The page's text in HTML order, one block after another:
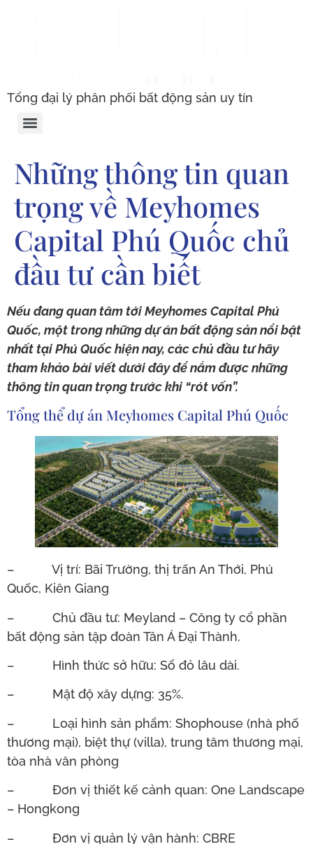
Tổng đại lý phân phối bất động sản uy tín
Những thông tin quan
trọng về Meyhomes
Capital Phú Quốc chủ
đầu tư cần biết
Nếu đang quan tâm tới Meyhomes Capital Phú
Quốc, một trong những dự án bất động sản nổi bật
nhất tại Phú Quốc hiện nay, các chủ đầu tư hãy
tham khảo bài viết dưới đây để nắm được những
thông tin quan trọng trước khi “rót vốn”.
Tổng thể dự án Meyhomes Capital Phú Quốc
– Vị trí: Bãi Trường, thị trấn An Thới, Phú
Quốc, Kiên Giang
– Chủ đầu tư: Meyland – Công ty cổ phần
bất động sản tập đoàn Tân Á Đại Thành.
– Hình thức sở hữu: Sổ đỏ lâu dài.
– Mật độ xây dựng: 35%.
– Loại hình sản phẩm: Shophouse (nhà phố
thương mại), biệt thự (villa), trung tâm thương mại,
tòa nhà văn phòng
– Đơn vị thiết kế cảnh quan: One Landscape
– Hongkong
– Đơn vị quản lý vận hành: CBRE